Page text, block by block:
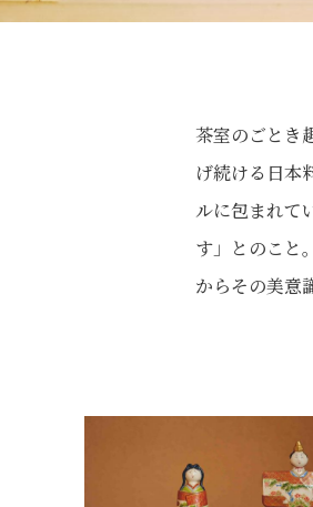
茶室のごとき
げ続ける日本
ルに包まれて
す」とのこと
からその美意